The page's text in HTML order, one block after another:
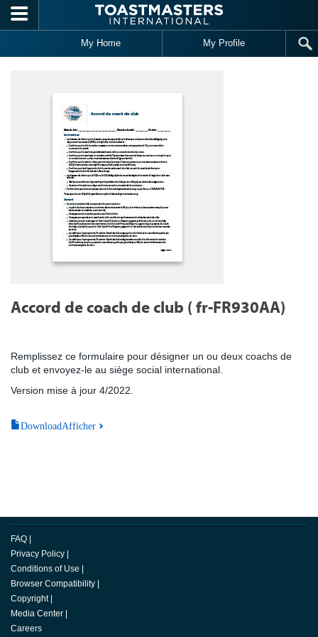
Skip to main content
My Home My Profile
Accord de coach de club ( fr-FR930AA)
Remplissez ce formulaire pour désigner un ou deux coachs de
club et envoyez-le au siège social international.
Version mise à jour 4/2022.
DownloadAfficher
FAQ
Privacy Policy
Conditions of Use
Browser Compatibility
Copyright
Media Center
Careers